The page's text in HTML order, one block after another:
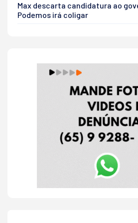
Max descarta candidatura ao
Podemos irá coligar